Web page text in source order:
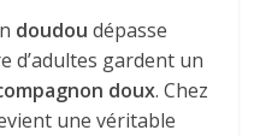
doudou dépasse
d’adultes gardent un
doux. Chez
une véritable